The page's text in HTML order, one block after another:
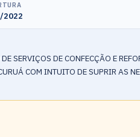
2022
SERVIÇOS DE CONFECÇÃO E
COM INTUITO DE SUPRIR AS